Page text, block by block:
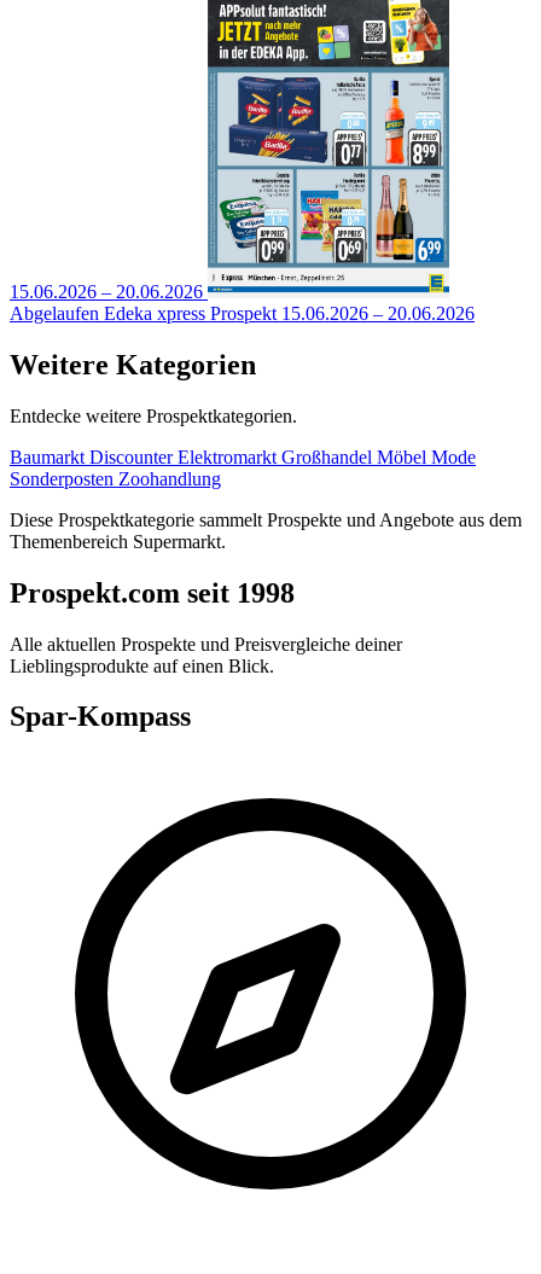
15.06.2026 – 20.06.2026
Abgelaufen Edeka xpress Prospekt 15.06.2026 – 20.06.2026
Weitere Kategorien
Entdecke weitere Prospektkategorien.
Baumarkt DiscounterElektromarkt Großhandel Möbel Mode
Sonderposten Zoohandlung
Diese Prospektkategorie sammelt Prospekte und Angebote aus dem
Themenbereich Supermarkt.
Prospekt.com seit 1998
Alle aktuellen Prospekte und Preisvergleiche deiner
Lieblingsprodukte auf einen Blick.
Spar-Kompass